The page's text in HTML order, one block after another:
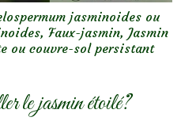
jasminoides ou
Faux-jasmin, Jasmin
ou couvre-sol persistant
jasmin étoilé?